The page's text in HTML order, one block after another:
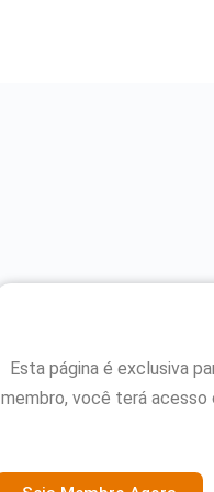
Esta página é exclusiva
membro, você terá